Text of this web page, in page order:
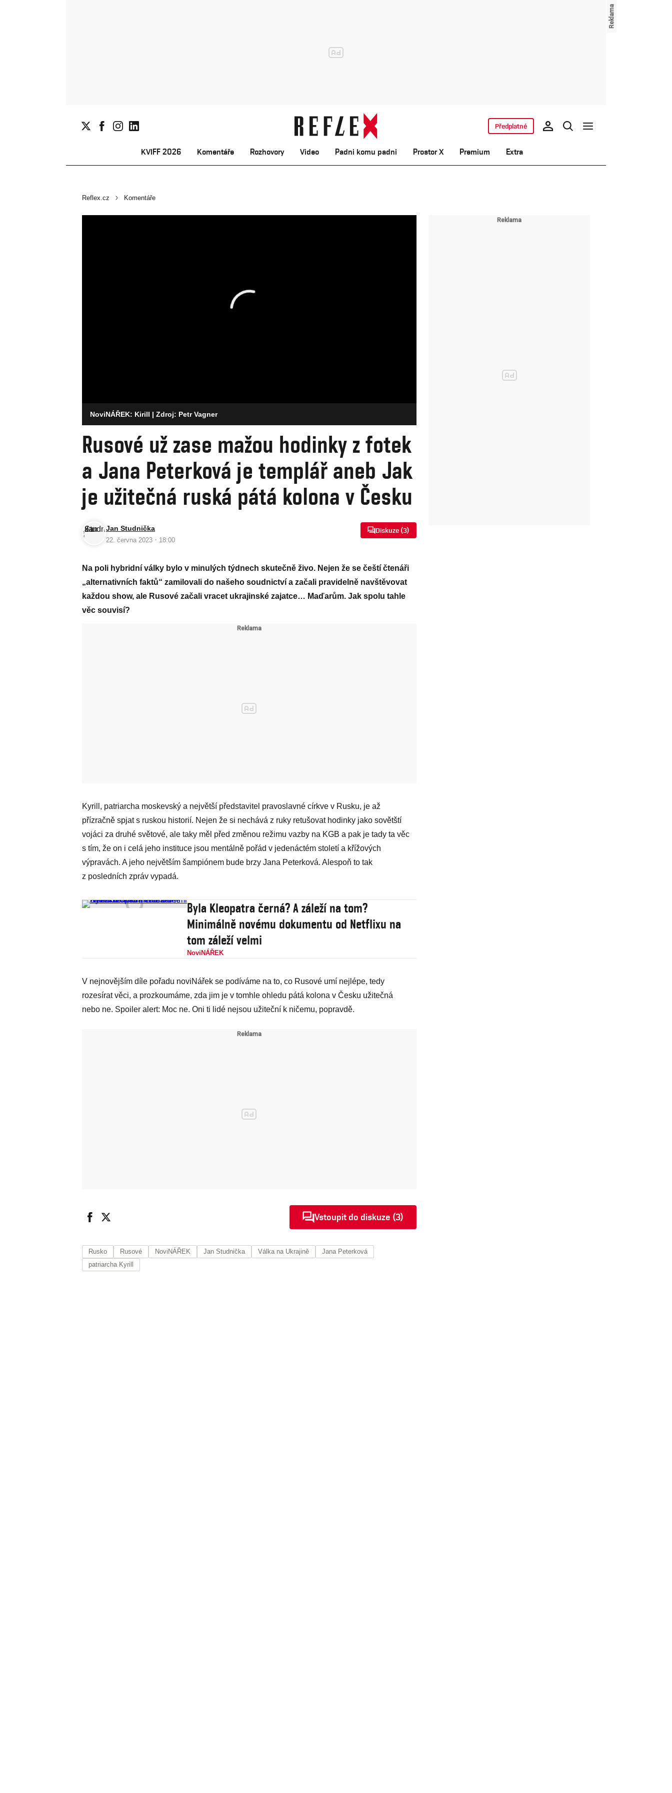
KVIFF 2026 Komentáře Rozhovory Video Padni komu padni Prostor X Premium Extra
Předplatné
Reflex.cz Komentáře
NoviNÁŘEK: Kirill | Zdroj: Petr Vagner
Rusové už zase mažou hodinky z fotek
a Jana Peterková je templář aneb Jak
je užitečná ruská pátá kolona v Česku
Jan Studnička
22. června 2023 · 18:00
Diskuze (3)
Na poli hybridní války bylo v minulých týdnech skutečně živo. Nejen že se čeští čtenáři
„alternativních faktů“ zamilovali do našeho soudnictví a začali pravidelně navštěvovat
každou show, ale Rusové začali vracet ukrajinské zajatce… Maďarům. Jak spolu tahle
věc souvisí?
Kyrill, patriarcha moskevský a největší představitel pravoslavné církve v Rusku, je až
přízračně spjat s ruskou historií. Nejen že si nechává z ruky retušovat hodinky jako sovětští
vojáci za druhé světové, ale taky měl před změnou režimu vazby na KGB a pak je tady ta věc
s tím, že on i celá jeho instituce jsou mentálně pořád v jedenáctém století a křížových
výpravách. A jeho největším šampiónem bude brzy Jana Peterková. Alespoň to tak
z posledních zpráv vypadá.
Byla Kleopatra černá? A záleží na tom?
Minimálně novému dokumentu od Netflixu na
tom záleží velmi
NoviNÁŘEK
V nejnovějším díle pořadu noviNářek se podíváme na to, co Rusové umí nejlépe, tedy
rozesírat věci, a prozkoumáme, zda jim je v tomhle ohledu pátá kolona v Česku užitečná
nebo ne. Spoiler alert: Moc ne. Oni ti lidé nejsou užiteční k ničemu, popravdě.
Vstoupit do diskuze (3)
Rusko Rusové NoviNÁŘEK Jan Studnička Válka na Ukrajině
Jana Peterková
patriarcha Kyrill